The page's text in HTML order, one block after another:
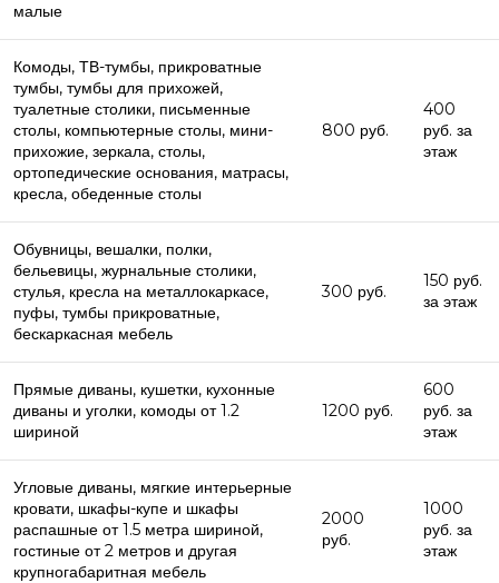
малые
Комоды, ТВ-тумбы, прикроватные
тумбы, тумбы для прихожей,
туалетные столики, письменные
столы, компьютерные столы, мини-
прихожие, зеркала, столы,
ортопедические основания, матрасы,
кресла, обеденные столы
800 руб.
400
руб. за
этаж
Обувницы, вешалки, полки,
бельевицы, журнальные столики,
стулья, кресла на металлокаркасе,
пуфы, тумбы прикроватные,
бескаркасная мебель
300 руб.
150 руб.
за этаж
Прямые диваны, кушетки, кухонные
диваны и уголки, комоды от 1.2
шириной
1200 руб.
600
руб. за
этаж
Угловые диваны, мягкие интерьерные
кровати, шкафы-купе и шкафы
распашные от 1.5 метра шириной,
гостиные от 2 метров и другая
крупногабаритная мебель
2000
руб.
1000
руб. за
этаж